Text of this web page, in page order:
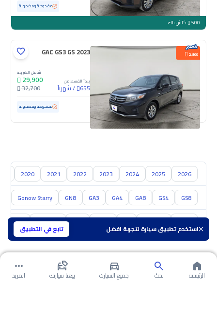
استخدم تطبيق سيارة لتجربة افضل تابع في التطبيق
مستعملة 91,276 كم مفحوصة ومضمونة
500 كاش باك
2,800
GAC GS3 GS 2023
يبدأ القسط من
655
/شهرياً
شامل الضريبة
29,900
32,700
مستعملة 110,866 كم مفحوصة ومضمونة
2026
2025
2024
2023
2022
2021
2020
GS8
GS4
GA8
GA4
GA3
GN8
Gonow Starry
سوزوكي هافال
الرئيسية بحث جميع السيارت بيعنا سيارتك المزيد